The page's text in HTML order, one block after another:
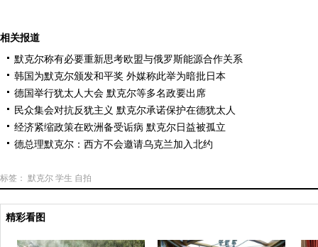
相关报道
默克尔称有必要重新思考欧盟与俄罗斯能源合作关系
韩国为默克尔颁发和平奖 外媒称此举为暗批日本
德国举行犹太人大会 默克尔等多名政要出席
民众集会对抗反犹主义 默克尔承诺保护在德犹太人
经济紧缩政策在欧洲备受诟病 默克尔日益被孤立
德总理默克尔：西方不会邀请乌克兰加入北约
标签： 默克尔 学生 自拍
精彩看图